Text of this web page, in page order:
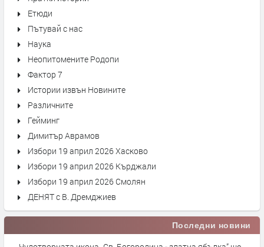
Етюди
Пътувай с нас
Наука
Неопитомените Родопи
Фактор 7
Истории извън Новините
Различните
Гейминг
Димитър Аврамов
Избори 19 април 2026 Хасково
Избори 19 април 2026 Кърджали
Избори 19 април 2026 Смолян
ДЕНЯТ с В. Дремджиев
Последни новини